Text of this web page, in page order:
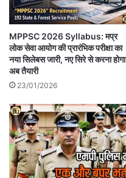
MPPSC 2026 Syllabus: मप्र
लोक सेवा आयोग की प्रारंभिक परीक्षा का
नया सिलेबस जारी, नए सिरे से करना होगा
अब तैयारी
23/01/2026